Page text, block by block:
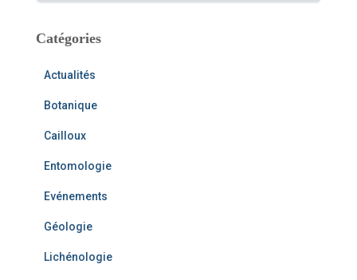
r
:iCatégories
Actualités
Botanique
Cailloux
Entomologie
Evénements
Géologie
Lichénologie